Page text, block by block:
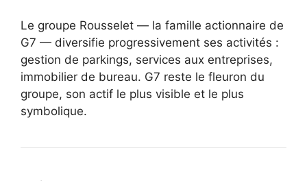
Le groupe Rousselet — la famille actionnaire de
G7 — diversifie progressivement ses activités :
gestion de parkings, services aux entreprises,
immobilier de bureau. G7 reste le fleuron du
groupe, son actif le plus visible et le plus
symbolique.